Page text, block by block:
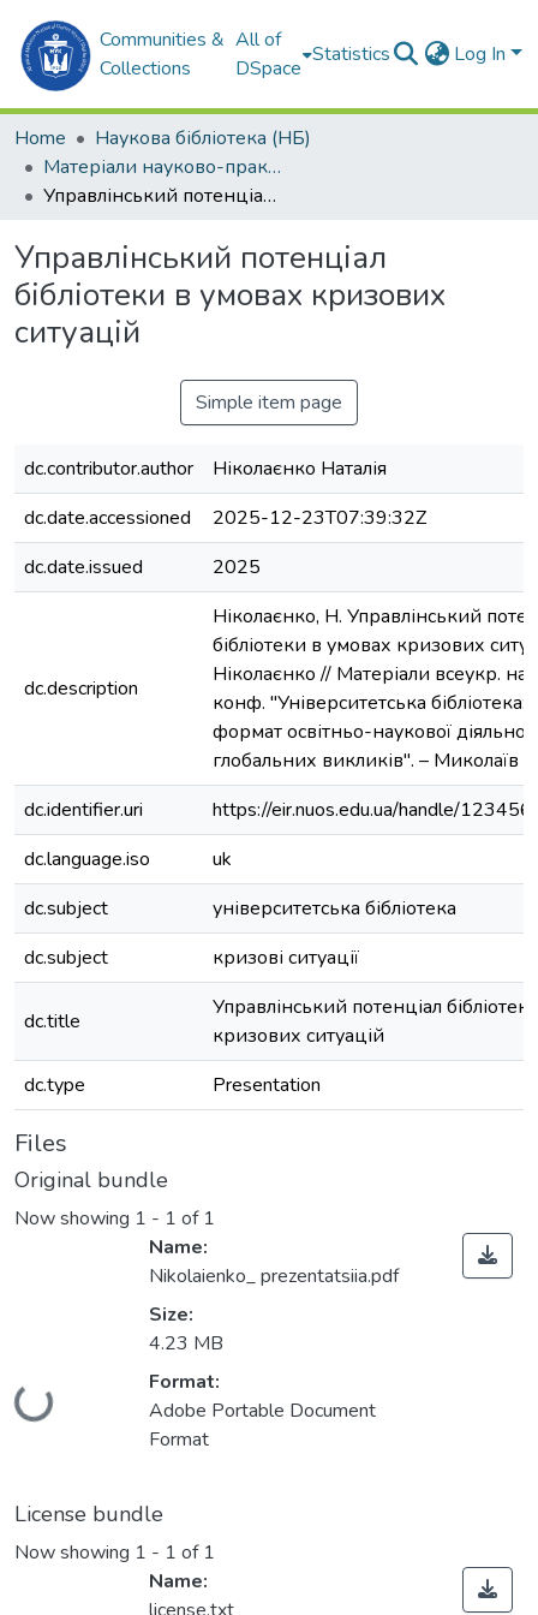
Communities &
Collections
All of
DSpace
Statistics Log In
Home
Наукова бібліотека (НБ)
Матеріали науково-практичних заходів (НБ)
Управлінський потенціал бібліотеки в умовах кризових ситуацій
Управлінський потенціал
бібліотеки в умовах кризових
ситуацій
Simple item page
dc.contributor.author
Ніколаєнко Наталія
dc.date.accessioned
2025-12-23T07:39:32Z
dc.date.issued
2025
dc.description
Ніколаєнко, Н. Управлінський
бібліотеки в умовах кризових
Ніколаєнко // Матеріали всеукр.
конф. "Університетська бібліотека:
формат освітньо-наукової
глобальних викликів". – Миколаїв
dc.identifier.uri
https://eir.nuos.edu.ua/handle/
dc.language.iso
uk
dc.subject
університетська бібліотека
dc.subject
кризові ситуації
dc.title
Управлінський потенціал
кризових ситуацій
dc.type
Presentation
Files
Original bundle
Now showing 1 - 1 of 1
Loading...
Name:
Nikolaienko_ prezentatsiia.pdf
Size:
4.23 MB
Format:
Adobe Portable Document
Format
License bundle
Now showing 1 - 1 of 1
Name: